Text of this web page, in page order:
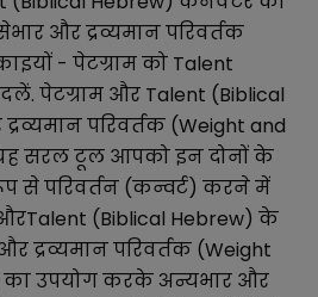
भार और द्रव्यमान परिवर्तक
- पेटग्रामको Talent
पेटग्राम और Talent (Biblical
परिवर्तक (Weight and
सरल टूल आपको इन दोनों के
से परिवर्तन (कन्वर्ट) करने में
Talent (Biblical Hebrew) के
द्रव्यमान परिवर्तक (Weight
का उपयोग करके अन्यभार और